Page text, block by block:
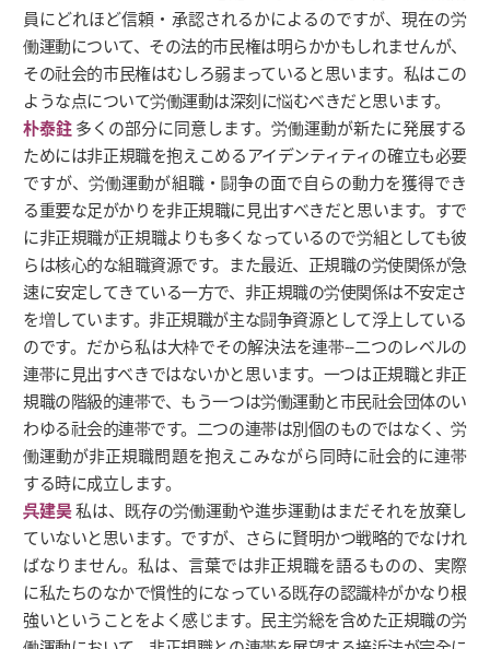
員にどれほど信頼・承認されるかによるのですが、現在の労
働運動について、その法的市民権は明らかかもしれませんが、
その社会的市民権はむしろ弱まっていると思います。私はこの
ような点について労働運動は深刻に悩むべきだと思います。
朴泰鉒多くの部分に同意します。労働運動が新たに発展する
ためには非正規職を抱えこめるアイデンティティの確立も必要
ですが、労働運動が組職・闘争の面で自らの動力を獲得でき
る重要な足がかりを非正規職に見出すべきだと思います。すで
に非正規職が正規職よりも多くなっているので労組としても彼
らは核心的な組職資源です。また最近、正規職の労使関係が急
速に安定してきている一方で、非正規職の労使関係は不安定さ
を増しています。非正規職が主な闘争資源として浮上している
のです。だから私は大枠でその解決法を連帯--二つのレベルの
連帯に見出すべきではないかと思います。一つは正規職と非正
規職の階級的連帯で、もう一つは労働運動と市民社会団体のい
わゆる社会的連帯です。二つの連帯は別個のものではなく、労
働運動が非正規職問題を抱えこみながら同時に社会的に連帯
する時に成立します。
呉建昊私は、既存の労働運動や進歩運動はまだそれを放棄し
ていないと思います。ですが、さらに賢明かつ戦略的でなけれ
ばなりません。私は、言葉では非正規職を語るものの、実際
に私たちのなかで慣性的になっている既存の認識枠がかなり根
強いということをよく感じます。民主労総を含めた正規職の労